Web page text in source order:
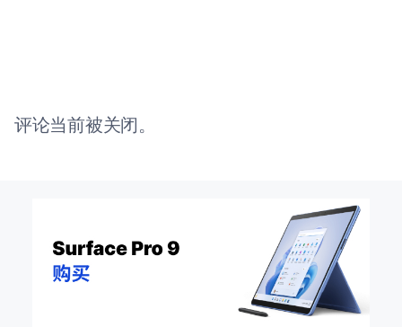
评论当前被关闭。